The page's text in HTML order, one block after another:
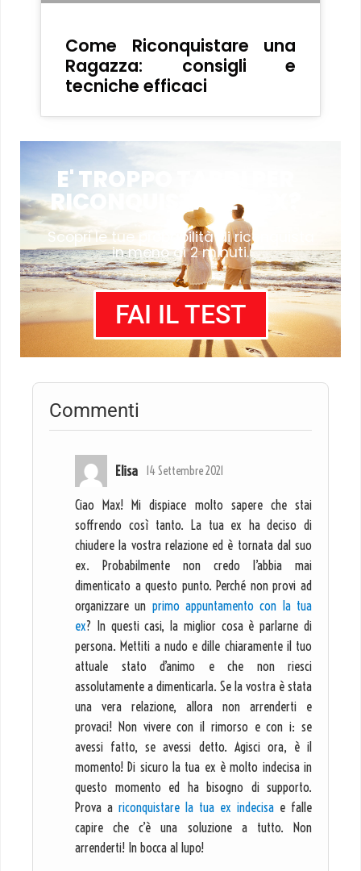
Come Riconquistare una
Ragazza: consigli e
tecniche efficaci
E' TROPPO TARDI PER
RICONQUISTARE L'EX?
Scopri le tue probabilità di riconquista
in meno di 2 minuti.
FAI IL TEST
Commenti
Elisa 14 Settembre 2021
Ciao Max! Mi dispiace molto sapere che stai
soffrendo così tanto. La tua ex ha deciso di
chiudere la vostra relazione ed è tornata dal suo
ex. Probabilmente non credo l’abbia mai
dimenticato a questo punto. Perché non provi ad
organizzare un primo appuntamento con la tua
ex? In questi casi, la miglior cosa è parlarne di
persona. Mettiti a nudo e dille chiaramente il tuo
attuale stato d’animo e che non riesci
assolutamente a dimenticarla. Se la vostra è stata
una vera relazione, allora non arrenderti e
provaci! Non vivere con il rimorso e con i: se
avessi fatto, se avessi detto. Agisci ora, è il
momento! Di sicuro la tua ex è molto indecisa in
questo momento ed ha bisogno di supporto.
Prova a riconquistare la tua ex indecisa e falle
capire che c’è una soluzione a tutto. Non
arrenderti! In bocca al lupo!